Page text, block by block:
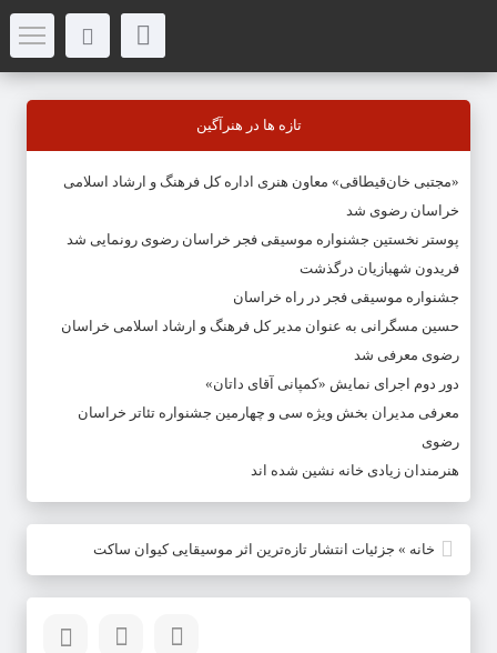
تازه ها در هنرآگین
«مجتبی خان‌قیطاقی» معاون هنری اداره کل فرهنگ و ارشاد اسلامی
خراسان رضوی شد
پوستر نخستین جشنواره موسیقی فجر خراسان رضوی رونمایی شد
فریدون شهبازیان درگذشت
جشنواره موسیقی فجر در راه خراسان
حسین مسگرانی به عنوان مدیر کل فرهنگ و ارشاد اسلامی خراسان
رضوی معرفی شد
دور دوم اجرای نمایش «کمپانی آقای داتان»
معرفی مدیران بخش ویژه سی و چهارمین جشنواره تئاتر خراسان
رضوی
هنرمندان زیادی خانه نشین شده اند
خانه » جزئیات انتشار تازه‌ترین اثر موسیقایی کیوان ساکت